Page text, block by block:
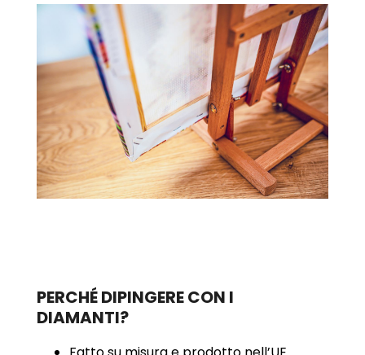
PERCHÉ DIPINGERE CON I
DIAMANTI?